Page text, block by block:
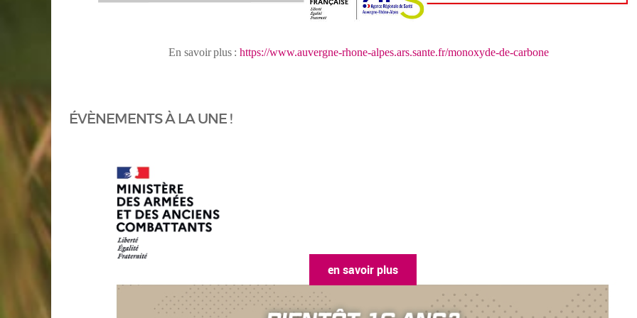
En savoir plus : https://www.auvergne-rhone-alpes.ars.sante.fr/monoxyde-de-carbone
ÉVÈNEMENTS À LA UNE !
en savoir plus